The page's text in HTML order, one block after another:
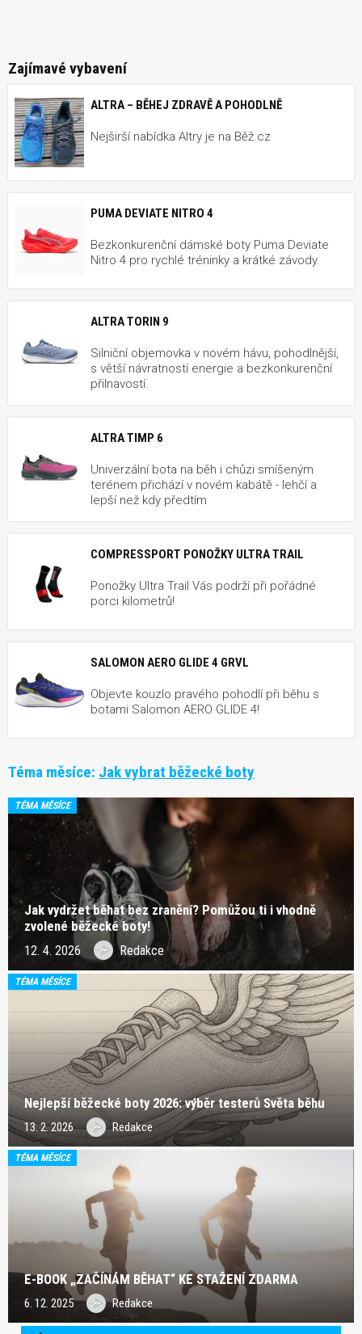
Zajímavé vybavení
ALTRA – BĚHEJ ZDRAVĚ A POHODLNĚ
Nejširší nabídka Altry je na Běž.cz
PUMA DEVIATE NITRO 4
Bezkonkurenční dámské boty Puma Deviate
Nitro 4 pro rychlé tréninky a krátké závody.
ALTRA TORIN 9
Silniční objemovka v novém hávu, pohodlnější,
s větší návratností energie a bezkonkurenční
přilnavostí.
ALTRA TIMP 6
Univerzální bota na běh i chůzi smíšeným
terénem přichází v novém kabátě - lehčí a
lepší než kdy předtím
COMPRESSPORT PONOŽKY ULTRA TRAIL
Ponožky Ultra Trail Vás podrží při pořádné
porci kilometrů!
SALOMON AERO GLIDE 4 GRVL
Objevte kouzlo pravého pohodlí při běhu s
botami Salomon AERO GLIDE 4!
Téma měsíce: Jak vybrat běžecké boty
TÉMA MĚSÍCE
Jak vydržet běhat bez zranění? Pomůžou ti i vhodně
zvolené běžecké boty!
12. 4. 2026 Redakce
TÉMA MĚSÍCE
Nejlepší běžecké boty 2026: výběr testerů Světa běhu
13. 2. 2026 Redakce
TÉMA MĚSÍCE
E-BOOK „ZAČÍNÁM BĚHAT“ KE STAŽENÍ ZDARMA
6. 12. 2025 Redakce